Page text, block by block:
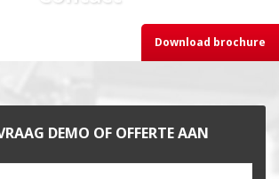
Download brochure
DEMO OF OFFERTE AAN